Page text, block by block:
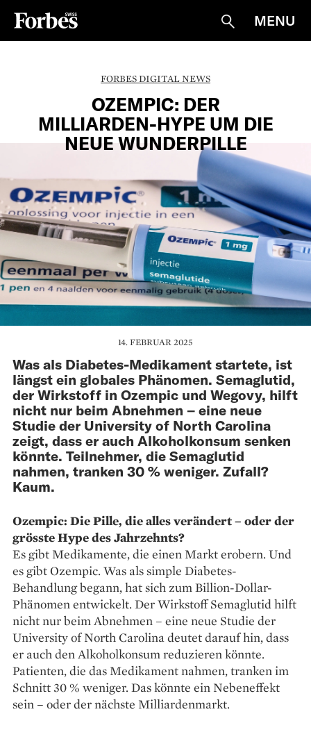
Suche
MENU
FORBES DIGITAL NEWS
OZEMPIC: DER
MILLIARDEN-HYPE UM DIE
NEUE WUNDERPILLE
14. FEBRUAR 2025
Was als Diabetes-Medikament startete, ist
längst ein globales Phänomen. Semaglutid,
der Wirkstoff in Ozempic und Wegovy, hilft
nicht nur beim Abnehmen – eine neue
Studie der University of North Carolina
zeigt, dass er auch Alkoholkonsum senken
könnte. Teilnehmer, die Semaglutid
nahmen, tranken 30 % weniger. Zufall?
Kaum.
Ozempic: Die Pille, die alles verändert – oder der
grösste Hype des Jahrzehnts?
Es gibt Medikamente, die einen Markt erobern. Und
es gibt Ozempic. Was als simple Diabetes-
Behandlung begann, hat sich zum Billion-Dollar-
Phänomen entwickelt. Der Wirkstoff Semaglutid hilft
nicht nur beim Abnehmen – eine neue Studie der
University of North Carolina deutet darauf hin, dass
er auch den Alkoholkonsum reduzieren könnte.
Patienten, die das Medikament nahmen, tranken im
Schnitt 30 % weniger. Das könnte ein Nebeneffekt
sein – oder der nächste Milliardenmarkt.